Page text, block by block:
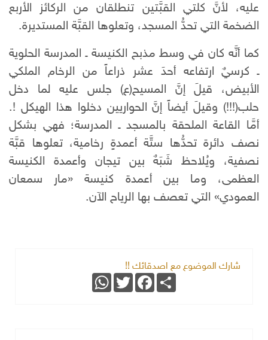
عليه، لأنَّ كلتي القبَّتين تنطلقان من الركائز الأربع
الضخمة التي تحدُّ المسجد، وتعلوها القبَّة المستديرة.
كما أنَّه كان في وسط مذبح الكنيسة ـ المدرسة الحلوية
ـ كرسيٌ ارتفاعه أحدَ عشر ذراعاً من الرخام الملكي
الأبيض، قيلَ إنَّ المسيح(ع) جلس عليه لما دخل
حلب(!!!) وقيلَ أيضاً إنَّ الحواريين دخلوا هذا الهيكل !.
أمَّا القاعة الملحقة بالمسجد ـ المدرسة؛ فهي بشكل
نصف دائرة تحدُّها ستَّة أعمدةٍ رخامية، تعلوها قبَّة
نصفية، ويُلاحظ شَبَهٌ بين تيجان وأعمدة الكنيسة
العظمى، وما بين أعمدة كنيسة «مار سمعان
العمودي» التي تعصف بها الرياح الآن.
شارك الموضوع مع اصدقائك !!
Share
Facebook
Twitter
WhatsApp